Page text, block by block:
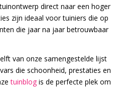
direct naar een hoger
zijn ideaal voor tuiniers die op
die jaar na jaar betrouwbaar
van onze samengestelde lijst
die schoonheid, prestaties en
tuinblog is de perfecte plek om